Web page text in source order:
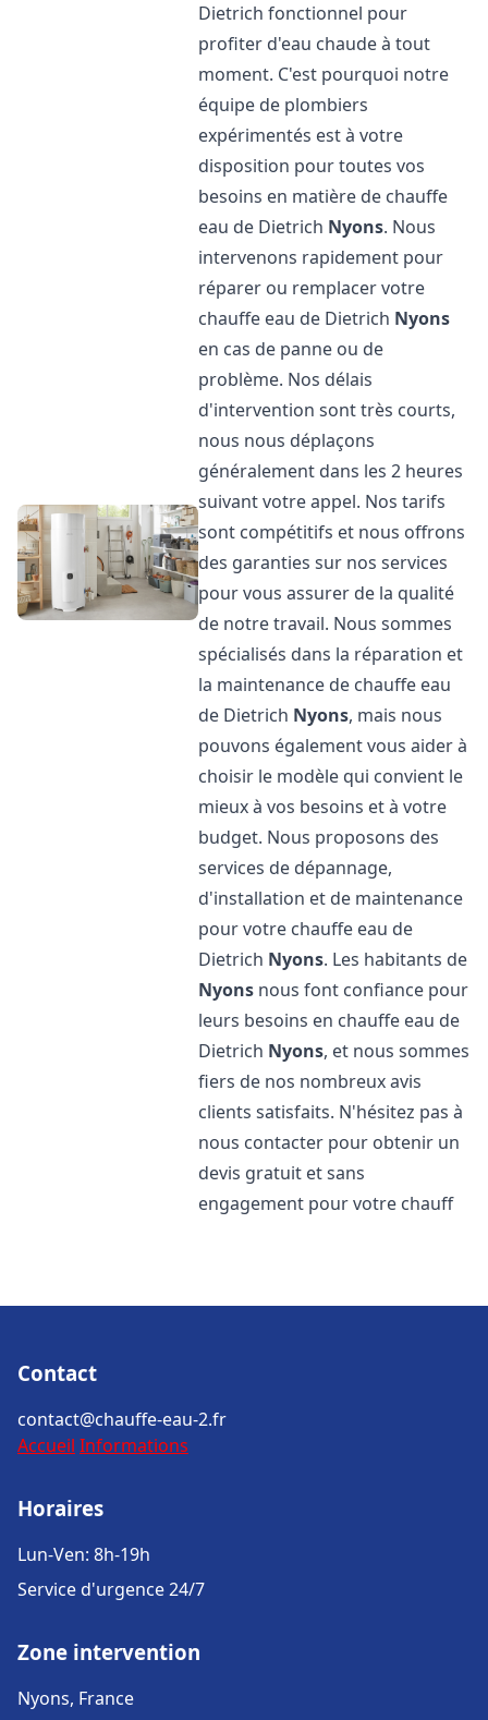
Dietrich fonctionnel pour
profiter d'eau chaude à tout
moment. C'est pourquoi notre
équipe de plombiers
expérimentés est à votre
disposition pour toutes vos
besoins en matière de chauffe
eau de Dietrich Nyons. Nous
intervenons rapidement pour
réparer ou remplacer votre
chauffe eau de Dietrich Nyons
en cas de panne ou de
problème. Nos délais
d'intervention sont très courts,
nous nous déplaçons
généralement dans les 2 heures
suivant votre appel. Nos tarifs
sont compétitifs et nous offrons
des garanties sur nos services
pour vous assurer de la qualité
de notre travail. Nous sommes
spécialisés dans la réparation et
la maintenance de chauffe eau
de Dietrich Nyons, mais nous
pouvons également vous aider à
choisir le modèle qui convient le
mieux à vos besoins et à votre
budget. Nous proposons des
services de dépannage,
d'installation et de maintenance
pour votre chauffe eau de
Dietrich Nyons. Les habitants de
Nyons nous font confiance pour
leurs besoins en chauffe eau de
Dietrich Nyons, et nous sommes
fiers de nos nombreux avis
clients satisfaits. N'hésitez pas à
nous contacter pour obtenir un
devis gratuit et sans
engagement pour votre chauff
Contact
contact@chauffe-eau-2.fr
Accueil Informations
Horaires
Lun-Ven: 8h-19h
Service d'urgence 24/7
Zone intervention
Nyons, France